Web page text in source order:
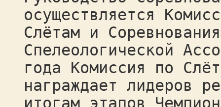
осуществляется
Слётам и
Спелеологической
года Комиссия по
награждает лидеров
итогам этапов